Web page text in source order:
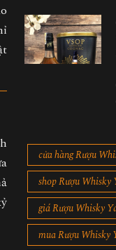
cửa hàng Rượu
shop Rượu
giá Rượu Whisky
mua Rượu Whisky